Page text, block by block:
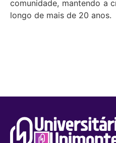
comunidade, mantendo a
longo de mais de 20 anos.